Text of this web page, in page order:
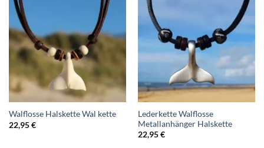
Walflosse Halskette Wal kette
22,95€
Lederkette Walflosse
Metallanhänger Halskette
22,95€